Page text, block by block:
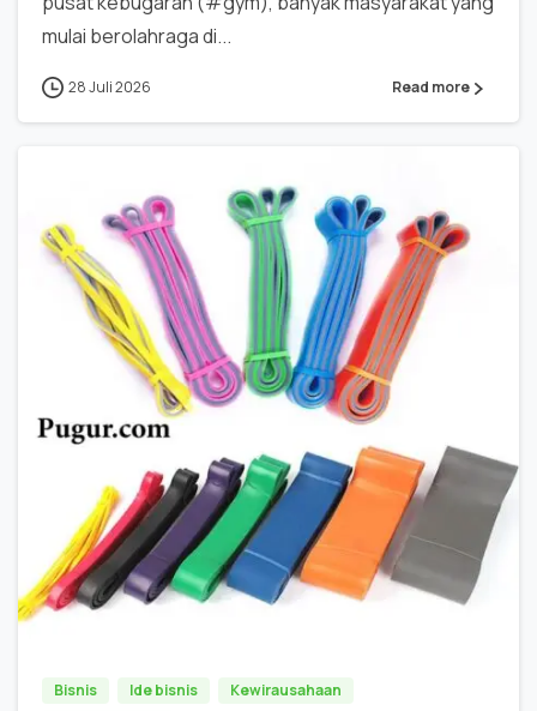
mulai berolahraga di...
28 Juli 2026 Read more
0
Bisnis Ide bisnis
Kewirausahaan